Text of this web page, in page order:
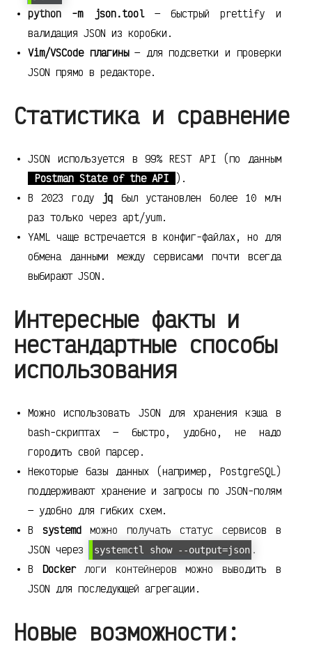
python -m json.tool— быстрый prettify и
валидация JSON из коробки.
Vim/VSCode плагины— для подсветки и проверки
JSON прямо в редакторе.
Статистика и сравнение
JSON используется в 99% REST API (по данным
Postman State of the API
).
В 2023 году
jq был установлен более 10 млн
раз только через apt/yum.
YAML чаще встречается в конфиг-файлах, но для
обмена данными между сервисами почти всегда
выбирают JSON.
Интересные факты и
нестандартные способы
использования
Можно использовать JSON для хранения кэша в
bash-скриптах — быстро, удобно, не надо
городить свой парсер.
Некоторые базы данных (например, PostgreSQL)
поддерживают хранение и запросы по JSON-полям
— удобно для гибких схем.
В systemdможно получать статус сервисов в
JSON через
systemctl show --output=json .
В Dockerлоги контейнеров можно выводить в
JSON для последующей агрегации.
Новые возможности: